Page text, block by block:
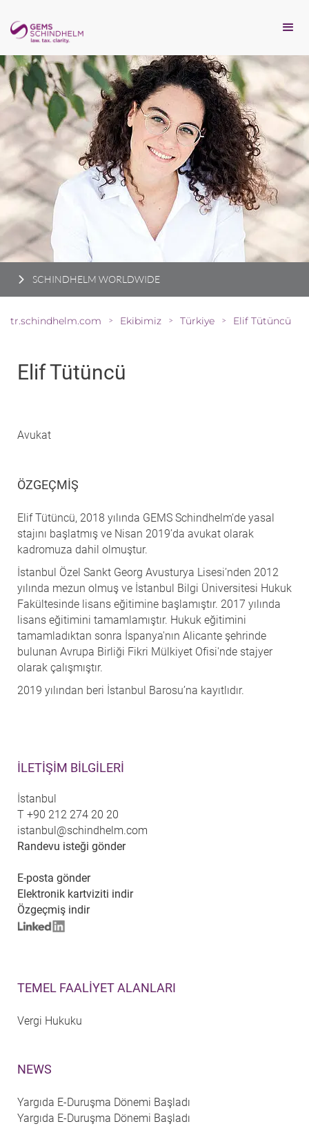
SCHINDHELM WORLDWIDE
tr.schindhelm.com > Ekibimiz > Türkiye > Elif Tütüncü
İLETIŞIM BILGILERI
İstanbul
T +90 212 274 20 20
istanbul@schindhelm.com
Randevu isteği gönder
E-posta gönder
Elektronik kartviziti indir
Özgeçmiş indir
TEMEL FAALIYET ALANLARI
Vergi Hukuku
NEWS
Yargıda E-Duruşma Dönemi Başladı
Yargıda E-Duruşma Dönemi Başladı
Elif Tütüncü
Avukat
ÖZGEÇMIŞ
Elif Tütüncü, 2018 yılında GEMS Schindhelm’de yasal
stajını başlatmış ve Nisan 2019’da avukat olarak
kadromuza dahil olmuştur.
İstanbul Özel Sankt Georg Avusturya Lisesi’nden 2012
yılında mezun olmuş ve İstanbul Bilgi Üniversitesi Hukuk
Fakültesinde lisans eğitimine başlamıştır. 2017 yılında
lisans eğitimini tamamlamıştır. Hukuk eğitimini
tamamladıktan sonra İspanya'nın Alicante şehrinde
bulunan Avrupa Birliği Fikri Mülkiyet Ofisi'nde stajyer
olarak çalışmıştır.
2019 yılından beri İstanbul Barosu’na kayıtlıdır.